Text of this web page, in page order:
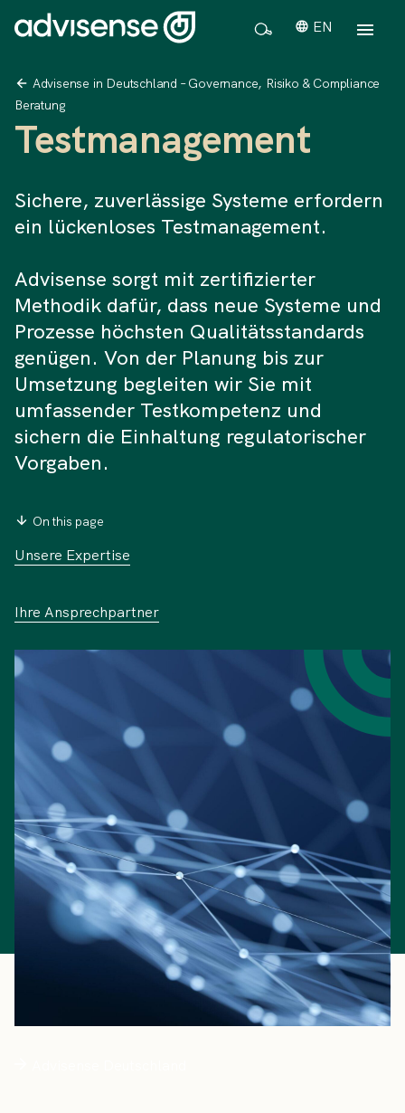
EN
Advisense in Deutschland – Governance, Risiko & Compliance
Beratung
Testmanagement
Sichere, zuverlässige Systeme erfordern
ein lückenloses Testmanagement.
Advisense sorgt mit zertifizierter
Methodik dafür, dass neue Systeme und
Prozesse höchsten Qualitätsstandards
genügen. Von der Planung bis zur
Umsetzung begleiten wir Sie mit
umfassender Testkompetenz und
sichern die Einhaltung regulatorischer
Vorgaben.
On this page
Unsere Expertise
Ihre Ansprechpartner